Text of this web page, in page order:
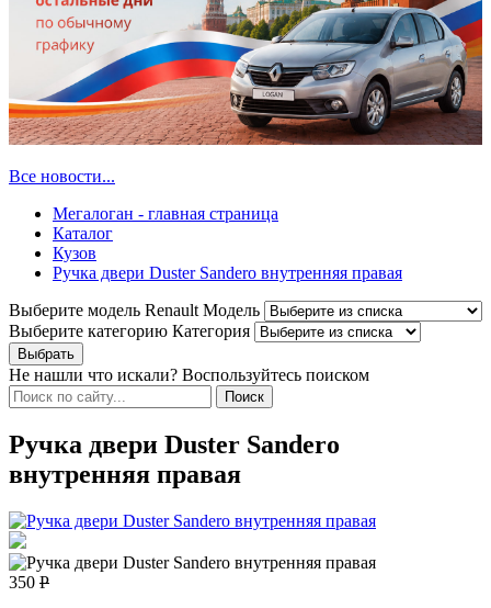
Все новости...
Мегалоган - главная страница
Каталог
Кузов
Ручка двери Duster Sandero внутренняя правая
Выберите модель Renault Модель
Выберите категорию Категория
Не нашли что искали? Воспользуйтесь поиском
Ручка двери Duster Sandero
внутренняя правая
350 Р